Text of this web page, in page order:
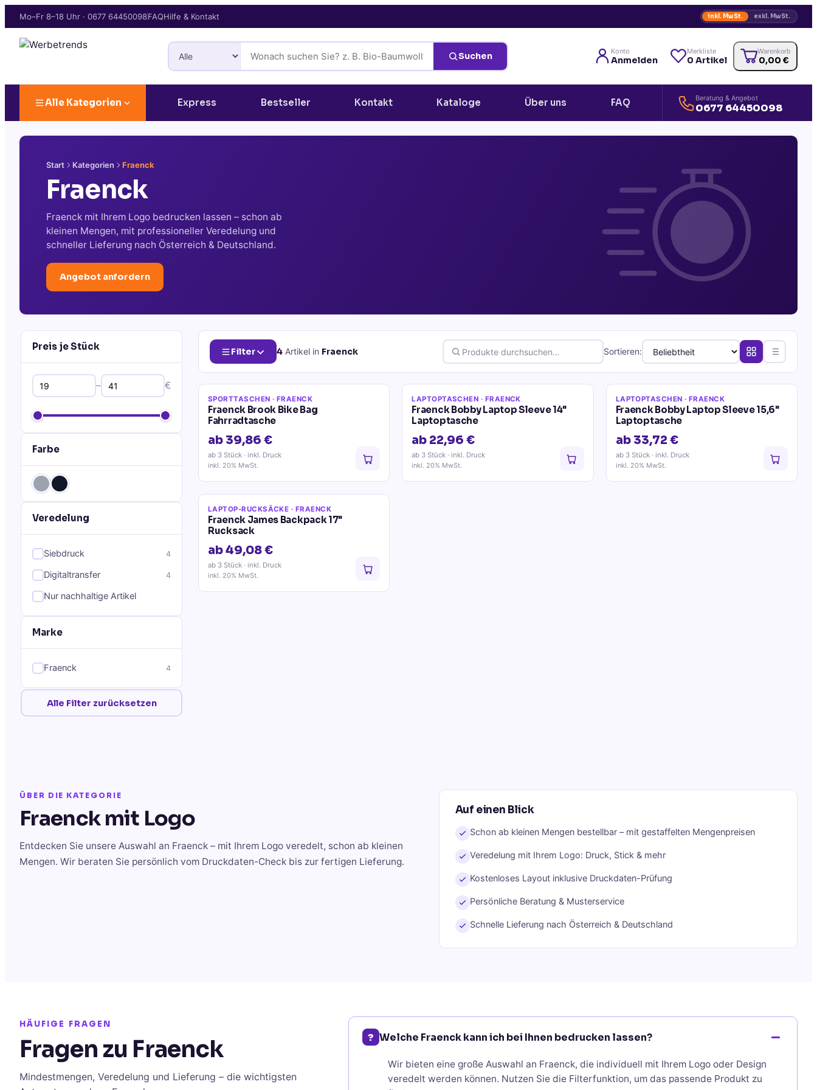
Mo–Fr 8–18 Uhr · 0677 64450098FAQHilfe & Kontakt inkl. MwSt. exkl. MwSt.
Suchen Konto
Anmelden
Merkliste
0 Artikel
Warenkorb
0,00 €
Alle Kategorien Express Bestseller Kontakt Kataloge Über uns FAQ Beratung & Angebot
0677 64450098
Start Kategorien Fraenck
Fraenck
Fraenck mit Ihrem Logo bedrucken lassen – schon ab
kleinen Mengen, mit professioneller Veredelung und
schneller Lieferung nach Österreich & Deutschland.
Angebot anfordern
Preis je Stück
– €
Farbe
Veredelung
Siebdruck 4
Digitaltransfer 4
Nur nachhaltige Artikel
Marke
Fraenck 4
Alle Filter zurücksetzen
Filter Sortieren:
4 Artikel in Fraenck
SPORTTASCHEN · FRAENCK
Fraenck Brook Bike Bag
Fahrradtasche
ab 39,86 €
ab 3 Stück · inkl. Druck
inkl. 20% MwSt.
LAPTOPTASCHEN · FRAENCK
Fraenck Bobby Laptop Sleeve 14"
Laptoptasche
ab 22,96 €
ab 3 Stück · inkl. Druck
inkl. 20% MwSt.
LAPTOPTASCHEN · FRAENCK
Fraenck Bobby Laptop Sleeve 15,6"
Laptoptasche
ab 33,72 €
ab 3 Stück· inkl. Druck
inkl. 20% MwSt.
LAPTOP-RUCKSÄCKE · FRAENCK
Fraenck James Backpack 17"
Rucksack
ab 49,08 €
ab 3 Stück · inkl. Druck
inkl. 20% MwSt.
ÜBER DIE KATEGORIE
Fraenckmit Logo
Entdecken Sie unsere Auswahl an Fraenck – mit Ihrem Logo veredelt, schon ab kleinen
Mengen. Wir beraten Sie persönlich vom Druckdaten-Check bis zur fertigen Lieferung.
Auf einen Blick
Schon ab kleinen Mengen bestellbar – mit gestaffelten Mengenpreisen
Veredelung mit Ihrem Logo: Druck, Stick & mehr
Kostenloses Layout inklusive Druckdaten-Prüfung
Persönliche Beratung & Musterservice
Schnelle Lieferung nach Österreich & Deutschland
HÄUFIGE FRAGEN
Fragen zu Fraenck
Mindestmengen, Veredelung und Lieferung – die wichtigsten
? Welche Fraenck kann ich bei Ihnen bedrucken lassen?
Wir bieten eine große Auswahl an Fraenck, die individuell mit Ihrem Logo oder Design
veredelt werden können. Nutzen Sie die Filterfunktion, um das passende Produkt zu